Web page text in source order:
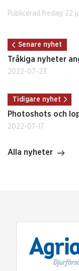
Publicerad fredag 22
Senare nyhet
Tråkiga nyheter
2022-07-23
Tidigare nyhet
Photoshots och
2022-07-17
Alla nyheter